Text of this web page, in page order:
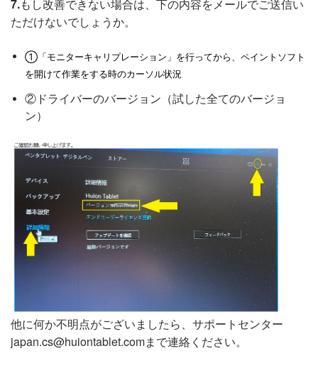
7.もし改善できない場合は、下の内容をメールでご送信い
ただけないでしょうか。
①「モニターキャリプレーション」を行ってから、ペイントソフト
を開けて作業をする時のカーソル状況
②ドライバーのバージョン（試した全てのバージョ
ン）
他に何か不明点がございましたら、サポートセンター
japan.cs@huiontablet.comまで連絡ください。